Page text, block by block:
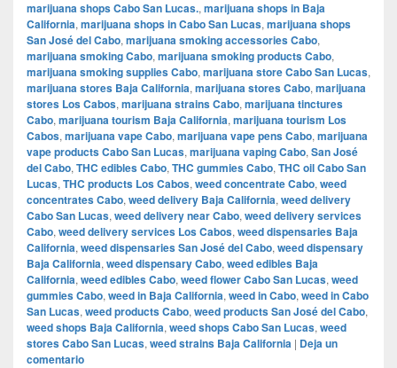
marijuana shops Cabo San Lucas., marijuana shops in Baja
California, marijuana shops in Cabo San Lucas, marijuana shops
San José del Cabo, marijuana smoking accessories Cabo,
marijuana smoking Cabo, marijuana smoking products Cabo,
marijuana smoking supplies Cabo, marijuana store Cabo San Lucas,
marijuana stores Baja California, marijuana stores Cabo, marijuana
stores Los Cabos, marijuana strains Cabo, marijuana tinctures
Cabo, marijuana tourism Baja California, marijuana tourism Los
Cabos, marijuana vape Cabo, marijuana vape pens Cabo, marijuana
vape products Cabo San Lucas, marijuana vaping Cabo, San José
del Cabo, THC edibles Cabo, THC gummies Cabo, THC oil Cabo San
Lucas, THC products Los Cabos, weed concentrate Cabo, weed
concentrates Cabo, weed delivery Baja California, weed delivery
Cabo San Lucas, weed delivery near Cabo, weed delivery services
Cabo, weed delivery services Los Cabos, weed dispensaries Baja
California, weed dispensaries San José del Cabo, weed dispensary
Baja California, weed dispensary Cabo, weed edibles Baja
California, weed edibles Cabo, weed flower Cabo San Lucas, weed
gummies Cabo, weed in Baja California, weed in Cabo, weed in Cabo
San Lucas, weed products Cabo, weed products San José del Cabo,
weed shops Baja California, weed shops Cabo San Lucas, weed
stores Cabo San Lucas, weed strains Baja California | Deja un
comentario